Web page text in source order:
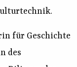
für Geschichte
des